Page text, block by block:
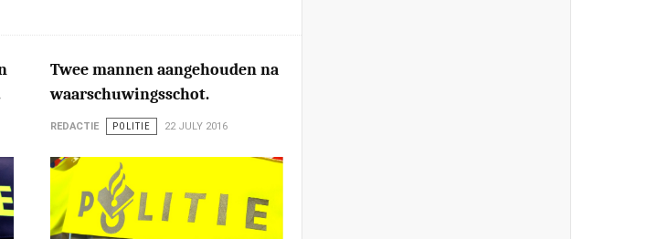
Twee mannen aangehouden na
waarschuwingsschot.
REDACTIE POLITIE 22 JULY 2016